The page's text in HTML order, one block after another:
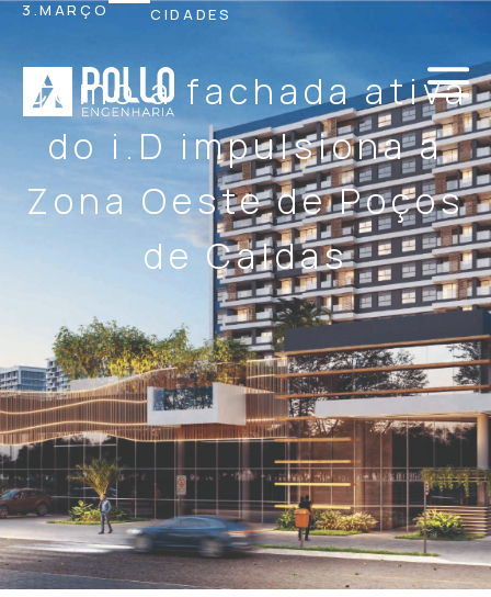
3.MARÇO CIDADES
Como a fachada ativa
do i.D impulsiona a
Zona Oeste de Poços
de Caldas